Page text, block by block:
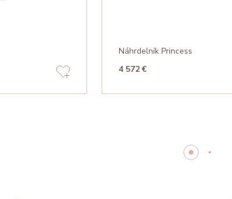
Náhrdelník Princess
4 572 €